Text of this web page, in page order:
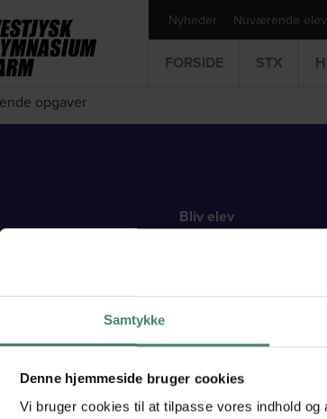
Samtykke
Denne hjemmeside bruger cookies
Vi bruger cookies til at tilpasse vores indhold
Nyheder Nuværende
FORSIDE STX
opgaver
Bliv elev